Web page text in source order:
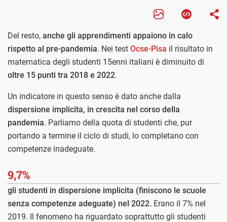
Del resto, anche gli apprendimenti appaiono in calo
rispetto al pre-pandemia. Nei test Ocse-Pisa il risultato in
matematica degli studenti 15enni italiani è diminuito di
oltre 15 punti tra 2018 e 2022.
Un indicatore in questo senso è dato anche dalla
dispersione implicita, in crescita nel corso della
pandemia. Parliamo della quota di studenti che, pur
portando a termine il ciclo di studi, lo completano con
competenze inadeguate.
9,7%
gli studenti in dispersione implicita (finiscono le scuole
senza competenze adeguate) nel 2022. Erano il 7% nel
2019. Il fenomeno ha riguardato soprattutto gli studenti